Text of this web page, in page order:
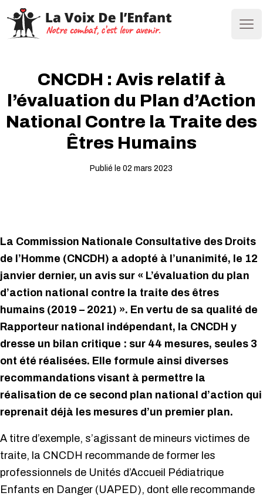
CNCDH : Avis relatif à
l’évaluation du Plan d’Action
National Contre la Traite des
Êtres Humains
Publié le 02 mars 2023
La Commission Nationale Consultative des Droits
de l’Homme (CNCDH) a adopté à l’unanimité, le 12
janvier dernier, un avis sur « L’évaluation du plan
d’action national contre la traite des êtres
humains (2019 – 2021) ». En vertu de sa qualité de
Rapporteur national indépendant, la CNCDH y
dresse un bilan critique : sur 44 mesures, seules 3
ont été réalisées. Elle formule ainsi diverses
recommandations visant à permettre la
réalisation de ce second plan national d’action qui
reprenait déjà les mesures d’un premier plan.
A titre d’exemple, s’agissant de mineurs victimes de
traite, la CNCDH recommande de former les
professionnels de Unités d’Accueil Pédiatrique
Enfants en Danger (UAPED), dont elle recommande